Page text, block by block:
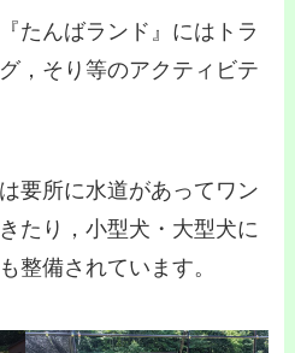
たんばランド』にはトラ
，そり等のアクティビテ
要所に水道があってワン
たり，小型犬・大型犬に
整備されています。